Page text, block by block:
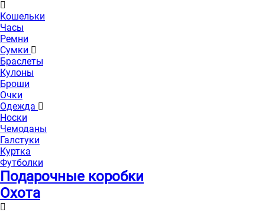
Кошельки
Часы
Ремни
Сумки
Браслеты
Кулоны
Броши
Очки
Одежда
Носки
Чемоданы
Галстуки
Куртка
Футболки
Подарочные коробки
Охота